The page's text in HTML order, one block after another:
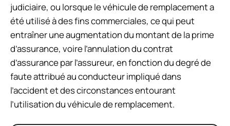
judiciaire, ou lorsque le véhicule de remplacement a
été utilisé à des fins commerciales, ce qui peut
entraîner une augmentation du montant de la prime
d’assurance, voire l’annulation du contrat
d’assurance par l’assureur, en fonction du degré de
faute attribué au conducteur impliqué dans
l’accident et des circonstances entourant
l’utilisation du véhicule de remplacement.